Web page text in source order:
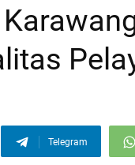
Telegram